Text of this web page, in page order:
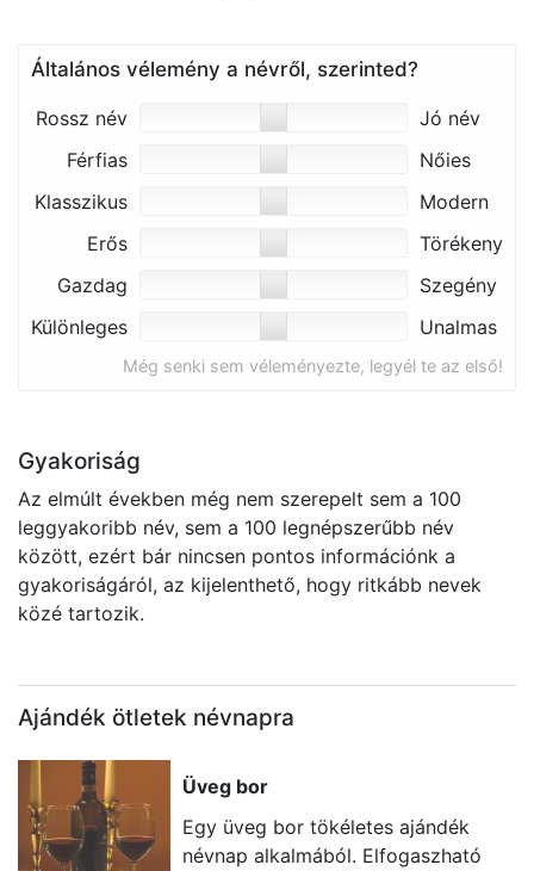
Általános vélemény a névről, szerinted?
Rossz név
Jó név
Férfias
Nőies
Klasszikus
Modern
Erős
Törékeny
Gazdag
Szegény
Különleges
Unalmas
Még senki sem véleményezte, legyél te az első!
Gyakoriság
Az elmúlt években még nem szerepelt sem a 100
leggyakoribb név, sem a 100 legnépszerűbb név
között, ezért bár nincsen pontos információnk a
gyakoriságáról, az kijelenthető, hogy ritkább nevek
közé tartozik.
Ajándék ötletek névnapra
Üveg bor
Egy üveg bor tökéletes ajándék
névnap alkalmából. Elfogaszható